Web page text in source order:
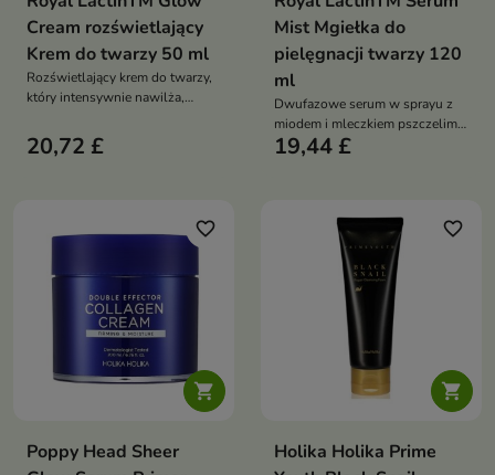
Cream rozświetlający
Krem do twarzy 50 ml
Rozświetlający krem do twarzy,
który intensywnie nawilża,
przywrócić jej zdrowy,
promienny wygląd
20,72 £
Mist Mgiełka do
pielęgnacji twarzy 120
ml
Dwufazowe serum w sprayu z
miodem i mleczkiem pszczelim,
które intensywnie nawilża,
19,44 £

favorite_border
Poppy Head Sheer

favorite_border
Holika Holika Prime